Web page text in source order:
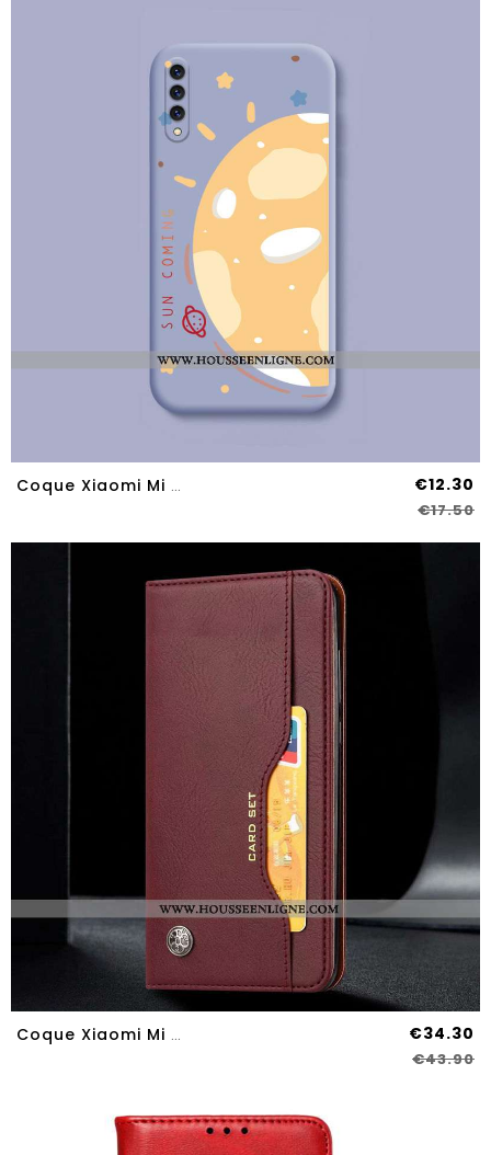
Coque Xiaomi Mi A3 Créatif Dessin Animé Fluide Doux Simple Petit Tendance Charmant Gris €12.30
€17.50
Coque Xiaomi Mi A3 Protection Cuir Véritable Marron Tout Compris Business Cuir Étui €34.30
€43.90